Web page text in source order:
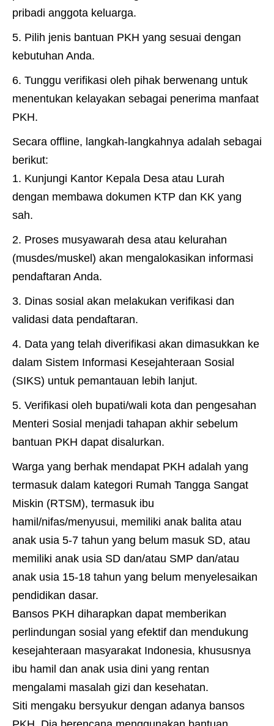
pribadi anggota keluarga.
Pilih jenis bantuan PKH yang sesuai dengan
kebutuhan Anda.
Tunggu verifikasi oleh pihak berwenang untuk
menentukan kelayakan sebagai penerima manfaat
PKH.
Secara offline, langkah-langkahnya adalah sebagai
berikut:
Kunjungi Kantor Kepala Desa atau Lurah
dengan membawa dokumen KTP dan KK yang
sah.
Proses musyawarah desa atau kelurahan
(musdes/muskel) akan mengalokasikan informasi
pendaftaran Anda.
Dinas sosial akan melakukan verifikasi dan
validasi data pendaftaran.
Data yang telah diverifikasi akan dimasukkan ke
dalam Sistem Informasi Kesejahteraan Sosial
(SIKS) untuk pemantauan lebih lanjut.
Verifikasi oleh bupati/wali kota dan pengesahan
Menteri Sosial menjadi tahapan akhir sebelum
bantuan PKH dapat disalurkan.
Warga yang berhak mendapat PKH adalah yang
termasuk dalam kategori Rumah Tangga Sangat
Miskin (RTSM), termasuk ibu
hamil/nifas/menyusui, memiliki anak balita atau
anak usia 5-7 tahun yang belum masuk SD, atau
memiliki anak usia SD dan/atau SMP dan/atau
anak usia 15-18 tahun yang belum menyelesaikan
pendidikan dasar.
Bansos PKH diharapkan dapat memberikan
perlindungan sosial yang efektif dan mendukung
kesejahteraan masyarakat Indonesia, khususnya
ibu hamil dan anak usia dini yang rentan
mengalami masalah gizi dan kesehatan.
Siti mengaku bersyukur dengan adanya bansos